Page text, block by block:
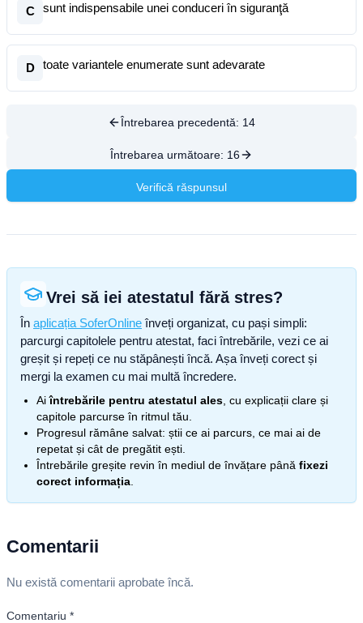
C sunt indispensabile unei conduceri în siguranţă
D toate variantele enumerate sunt adevarate
Întrebarea precedentă: 14
Întrebarea următoare: 16
Verifică răspunsul
Vrei să iei atestatul fără stres?
În aplicația SoferOnline înveți organizat, cu pași simpli:
parcurgi capitolele pentru atestat, faci întrebările, vezi ce ai
greșit și repeți ce nu stăpânești încă. Așa înveți corect și
mergi la examen cu mai multă încredere.
Aiîntrebările pentru atestatul ales , cu explicații clare și
capitole parcurse în ritmul tău.
Progresul rămâne salvat: știi ce ai parcurs, ce mai ai de
repetat și cât de pregătit ești.
Întrebările greșite revin în mediul de învățare până fixezi
corect informația
Comentarii
Nu există comentarii aprobate încă.
Comentariu *